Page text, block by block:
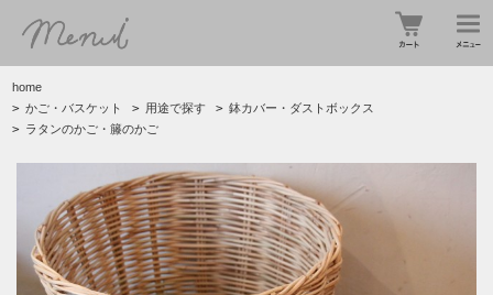
home
> かご・バスケット > 用途で探す > 鉢カバー・ダストボックス
> ラタンのかご・籐のかご